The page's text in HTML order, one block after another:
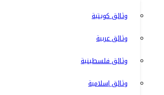
وثائق كويتية
وثائق عربية
وثائق فلسطينية
وثائق إسلامية